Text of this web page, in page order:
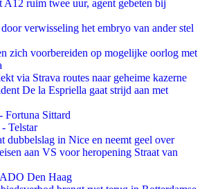
ruim twee uur, agent gebeten bij
verwisseling het embryo van ander stel
zich voorbereiden op mogelijke oorlog met
via Strava routes naar geheime kazerne
De la Espriella gaat strijd aan met
Fortuna Sittard
Telstar
dubbelslag in Nice en neemt geel over
aan VS voor heropening Straat van
Den Haag